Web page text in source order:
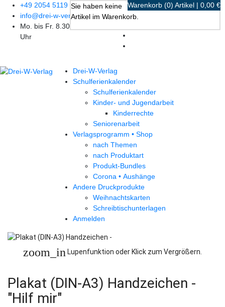
+49 2054 5119
info@drei-w-verlag.de
Mo. bis Fr. 8.30 bis 17.00
Uhr
Warenkorb (0) Artikel | 0,00 €
Sie haben keine
Artikel im Warenkorb.
Drei-W-Verlag
Schulferienkalender
Schulferienkalender
Kinder- und Jugendarbeit
Kinderrechte
Seniorenarbeit
Verlagsprogramm • Shop
nach Themen
nach Produktart
Produkt-Bundles
Corona • Aushänge
Andere Druckprodukte
Weihnachtskarten
Schreibtischunterlagen
Anmelden
zoom_in Lupenfunktion oder Klick zum Vergrößern.
Plakat (DIN-A3) Handzeichen -
"Hilf mir"